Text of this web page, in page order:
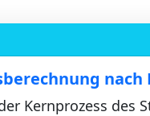
nach
Kernprozess des